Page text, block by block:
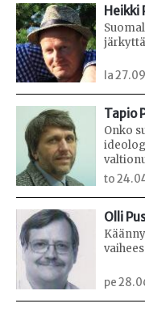
Heikki
la
Tapio
Onko
to
Olli
pe